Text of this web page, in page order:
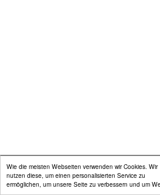
Wie die meisten Webseiten verwenden wir Cookies. Wir
nutzen diese, um einen personalisierten Service zu
ermöglichen, um unsere Seite zu verbessern und um